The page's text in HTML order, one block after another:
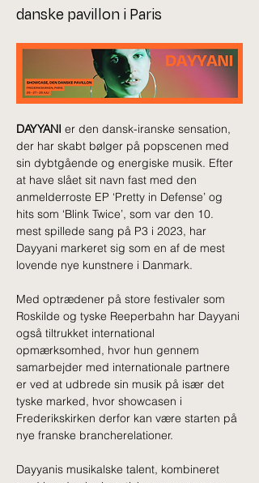
danske pavillon i Paris
DAYYANI er den dansk-iranske sensation,
der har skabt bølger på popscenen med
sin dybtgående og energiske musik. Efter
at have slået sit navn fast med den
anmelderroste EP ‘Pretty in Defense’ og
hits som ‘Blink Twice’, som var den 10.
mest spillede sang på P3 i 2023, har
Dayyani markeret sig som en af de mest
lovende nye kunstnere i Danmark.
Med optrædener på store festivaler som
Roskilde og tyske Reeperbahn har Dayyani
også tiltrukket international
opmærksomhed, hvor hun gennem
samarbejder med internationale partnere
er ved at udbrede sin musik på især det
tyske marked, hvor showcasen i
Frederikskirken derfor kan være starten på
nye franske brancherelationer.
Dayyanis musikalske talent, kombineret